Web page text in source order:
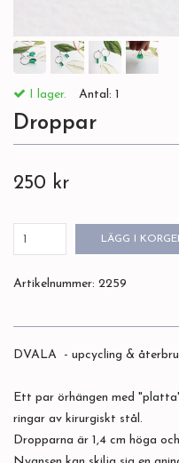
I lager. Antal: 1
Droppar
250 kr
LÄGG I
Artikelnummer: 2259
DVALA - upcycling &
Ett par örhängen med
ringar av kirurgiskt stål.
Dropparna är 1,4 cm höga